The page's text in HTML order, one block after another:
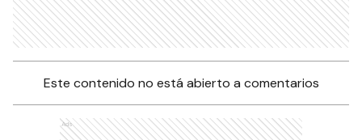
Este contenido no está abierto a comentarios
Ads